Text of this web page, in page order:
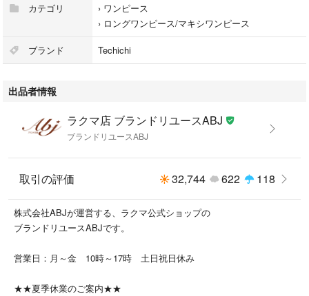
後ろ着丈（襟元より） 116cm
袖丈 56cm
ラクマのシステム仕様上、配送方法が未定と表示されますが、
【ご注意】
お取引キャンセルとさせていただきます。予めご了承くださいませ。
【お問い合わせについて】
大変恐縮ではございますが、以下のお問い合わせ内容につきましては、
・商品画像追加のご依頼
カテゴリ › ワンピース
› ロングワンピース/マキシワンピース
ブランド Techichi
出品者情報
ラクマ店 ブランドリユースABJ
ブランドリユースABJ
取引の評価 32,744 622 118
株式会社ABJが運営する、ラクマ公式ショップの
ブランドリユースABJです。
営業日：月～金 10時～17時 土日祝日休み
★★夏季休業のご案内★★